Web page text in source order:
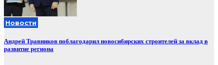
Новости
Андрей Травников поблагодарил новосибирских строителей за вклад в
развитие региона